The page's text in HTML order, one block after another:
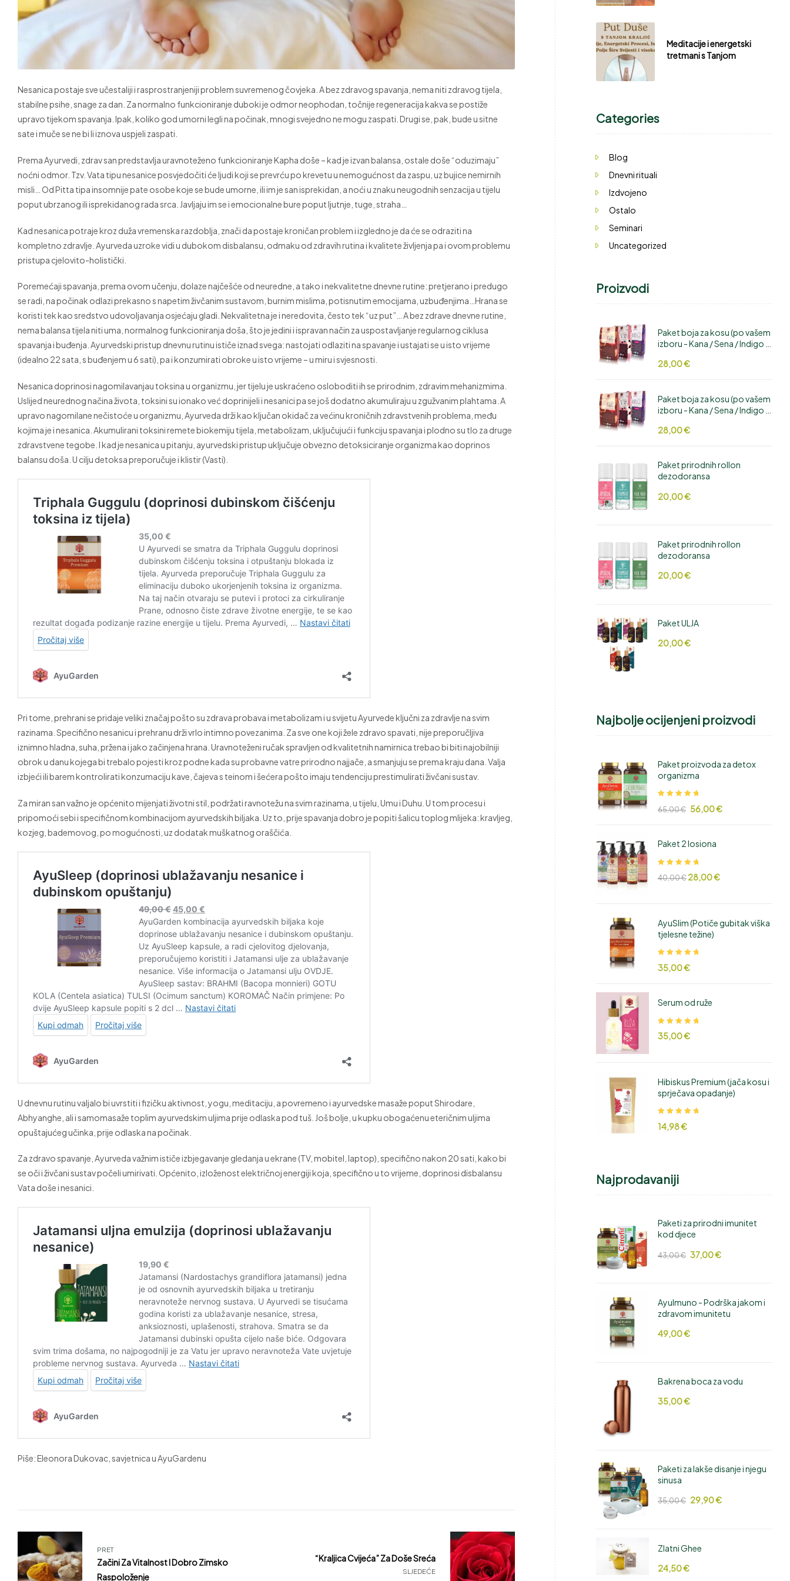
Nesanica postaje sve učestaliji i rasprostranjeniji problem suvremenog čovjeka. A bez zdravog spavanja, nema niti zdravog tijela,
stabilne psihe, snage za dan. Za normalno funkcioniranje duboki je odmor neophodan, točnije regeneracija kakva se postiže
upravo tijekom spavanja. Ipak, koliko god umorni legli na počinak, mnogi svejedno ne mogu zaspati. Drugi se, pak, bude u sitne
sate i muče se ne bi li iznova uspjeli zaspati.
Prema Ayurvedi, zdrav san predstavlja uravnoteženo funkcioniranje Kapha doše – kad je izvan balansa, ostale doše “oduzimaju”
noćni odmor. Tzv. Vata tipu nesanice posvjedočiti će ljudi koji se prevrću po krevetu u nemogućnost da zaspu, uz bujice nemirnih
misli… Od Pitta tipa insomnije pate osobe koje se bude umorne, ili im je san isprekidan, a noći u znaku neugodnih senzacija u tijelu
poput ubrzanog ili isprekidanog rada srca. Javljaju im se i emocionalne bure poput ljutnje, tuge, straha…
Kad nesanica potraje kroz duža vremenska razdoblja, znači da postaje kroničan problem i izgledno je da će se odraziti na
kompletno zdravlje. Ayurveda uzroke vidi u dubokom disbalansu, odmaku od zdravih rutina i kvalitete življenja pa i ovom problemu
pristupa cjelovito-holistički.
Poremećaji spavanja, prema ovom učenju, dolaze najčešće od neuredne, a tako i nekvalitetne dnevne rutine: pretjerano i predugo
se radi, na počinak odlazi prekasno s napetim živčanim sustavom, burnim mislima, potisnutim emocijama, uzbuđenjima…Hrana se
koristi tek kao sredstvo udovoljavanja osjećaju gladi. Nekvalitetna je i neredovita, često tek “uz put”… A bez zdrave dnevne rutine,
nema balansa tijela niti uma, normalnog funkcioniranja doša, što je jedini i ispravan način za uspostavljanje regularnog ciklusa
spavanja i buđenja. Ayurvedski pristup dnevnu rutinu ističe iznad svega: nastojati odlaziti na spavanje i ustajati se u isto vrijeme
(idealno 22 sata, s buđenjem u 6 sati), pa i konzumirati obroke u isto vrijeme – u miru i svjesnosti.
Nesanica doprinosi nagomilavanjau toksina u organizmu, jer tijelu je uskraćeno osloboditi ih se prirodnim, zdravim mehanizmima.
Uslijed neurednog načina života, toksini su ionako već doprinijeli i nesanici pa se još dodatno akumuliraju u zgužvanim plahtama. A
upravo nagomilane nečistoće u organizmu, Ayurveda drži kao ključan okidač za većinu kroničnih zdravstvenih problema, među
kojima je i nesanica. Akumulirani toksini remete biokemiju tijela, metabolizam, uključujući i funkciju spavanja i plodno su tlo za druge
zdravstvene tegobe. I kad je nesanica u pitanju, ayurvedski pristup uključuje obvezno detoksiciranje organizma kao doprinos
balansu doša. U cilju detoksa preporučuje i klistir (Vasti).
Pri tome, prehrani se pridaje veliki značaj pošto su zdrava probava i metabolizam i u svijetu Ayurvede ključni za zdravlje na svim
razinama. Specifično nesanicu i prehranu drži vrlo intimno povezanima. Za sve one koji žele zdravo spavati, nije preporučljiva
iznimno hladna, suha, pržena i jako začinjena hrana. Uravnoteženi ručak spravljen od kvalitetnih namirnica trebao bi biti najobilniji
obrok u danu kojega bi trebalo pojesti kroz podne kada su probavne vatre prirodno najjače, a smanjuju se prema kraju dana. Valja
izbjeći ili barem kontrolirati konzumaciju kave, čajeva s teinom i šećera pošto imaju tendenciju prestimulirati živčani sustav.
Za miran san važno je općenito mijenjati životni stil, podržati ravnotežu na svim razinama, u tijelu, Umu i Duhu. U tom procesu i
pripomoći sebi i specifičnom kombinacijom ayurvedskih biljaka. Uz to, prije spavanja dobro je popiti šalicu toplog mlijeka: kravljeg,
kozjeg, bademovog, po mogućnosti, uz dodatak muškatnog oraščića.
U dnevnu rutinu valjalo bi uvrstiti i fizičku aktivnost, yogu, meditaciju, a povremeno i ayurvedske masaže poput Shirodare,
Abhyanghe, ali i samomasaže toplim ayurvedskim uljima prije odlaska pod tuš. Još bolje, u kupku obogaćenu eteričnim uljima
opuštajućeg učinka, prije odlaska na počinak.
Za zdravo spavanje, Ayurveda važnim ističe izbjegavanje gledanja u ekrane (TV, mobitel, laptop), specifično nakon 20 sati, kako bi
se oči i živčani sustav počeli umirivati. Općenito, izloženost električnoj energiji koja, specifično u to vrijeme, doprinosi disbalansu
Vata doše i nesanici.
Piše: Eleonora Dukovac, savjetnica u AyuGardenu
PRET
Začini Za Vitalnost I Dobro Zimsko
Raspoloženje
SLJEDEĆE
“Kraljica Cvijeća” Za Doše Sreća
Meditacije i energetski
tretmani s Tanjom
Categories
Blog
Dnevni rituali
Izdvojeno
Ostalo
Seminari
Uncategorized
Proizvodi
Paket boja za kosu (po vašem
izboru - Kana / Sena / Indigo /
Manjistha / Aloe Vera /
28,00€
Paket boja za kosu (po vašem
izboru - Kana / Sena / Indigo /
Manjistha / Aloe Vera /
28,00€
Paket prirodnih rollon
dezodoransa
20,00€
Paket prirodnih rollon
dezodoransa
20,00€
Paket ULJA
20,00€
Najbolje ocijenjeni proizvodi
Paket proizvoda za detox
organizma
5.00od 5
65,00€ 56,00€
Paket 2 losiona
5.00od 5
40,00€28,00€
AyuSlim (Potiče gubitak viška
tjelesne težine)
5.00od 5
35,00€
Serum od ruže
5.00od 5
35,00€
Hibiskus Premium (jača kosu i
sprječava opadanje)
5.00od 5
14,98€
Najprodavaniji
Paketi za prirodni imunitet
kod djece
43,00€ 37,00€
AyuImuno - Podrška jakom i
zdravom imunitetu
49,00€
Bakrena boca za vodu
35,00€
Paketi za lakše disanje i njegu
sinusa
35,00€ 29,90€
Zlatni Ghee
24,50€